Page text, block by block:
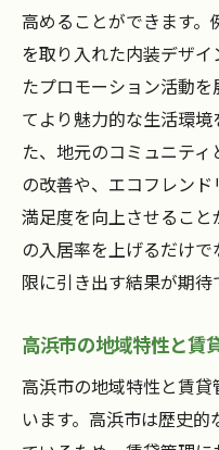
高めることができます
を取り入れた内装デザ
たプロモーション活動
てより魅力的な生活環
た、地元のコミュニテ
の改善や、エコフレン
満足度を向上させるこ
の入居率を上げるだけ
限に引き出す結果が期待
高浜市の地域特性と賃
高浜市の地域特性と賃
います。高浜市は歴史